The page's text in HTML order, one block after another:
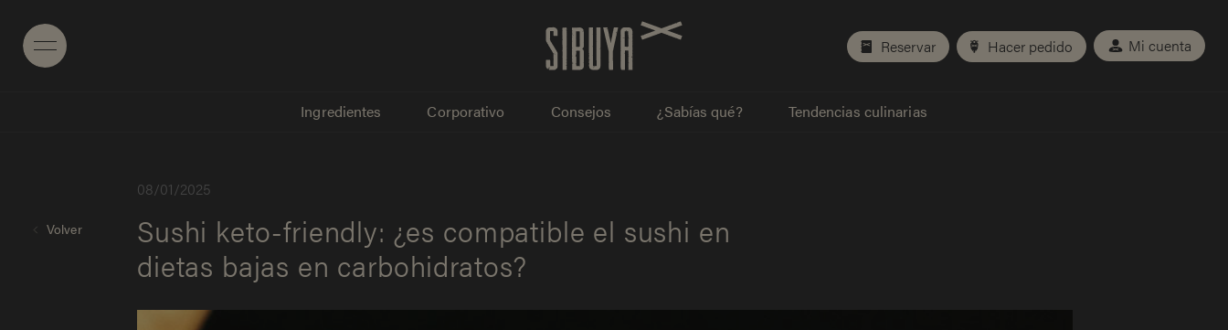
Menu Reservar Hacer pedido Mi cuenta
Ingredientes Corporativo Consejos ¿Sabías qué? Tendencias culinarias
08/01/2025
Volver
Sushi keto-friendly: ¿es compatible el sushi en
dietas bajas en carbohidratos?